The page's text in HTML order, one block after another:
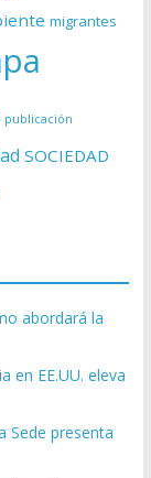
migrantes
publicación
SOCIEDAD
abordará la
en EE.UU. eleva
Sede presenta